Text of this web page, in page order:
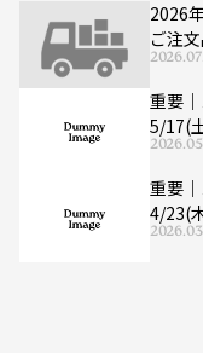
2026
ご注
重要
5/17(
重要
4/23(